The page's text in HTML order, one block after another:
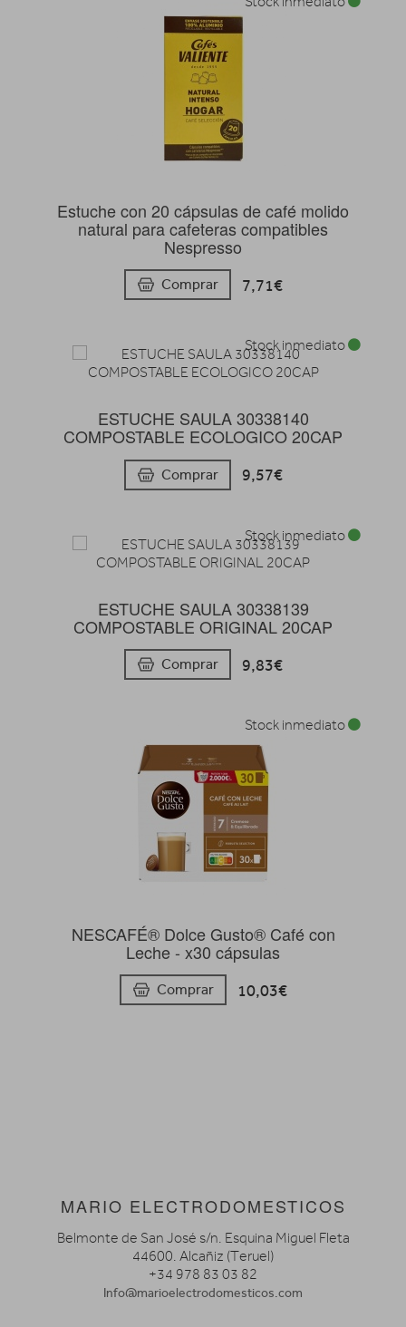
Estuche con 20 cápsulas de café molido
natural para cafeteras compatibles
Nespresso
Comprar 7,71€
ESTUCHE SAULA 30338140
COMPOSTABLE ECOLOGICO 20CAP
Comprar 9,57€
Stock inmediato
ESTUCHE SAULA 30338139
COMPOSTABLE ORIGINAL 20CAP
Comprar 9,83€
Stock inmediato
NESCAFÉ® Dolce Gusto® Café con
Leche - x30 cápsulas
Comprar 10,03€
Stock inmediato
MARIO ELECTRODOMESTICOS
Belmonte de San José s/n. Esquina Miguel Fleta
44600. Alcañiz (Teruel)
+34 978 83 03 82
Info@marioelectrodomesticos.com